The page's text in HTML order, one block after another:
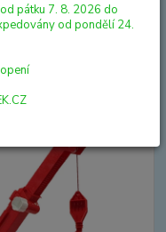
Actros 3-osý, Arocs
3-osý,
pátku 7. 8. 2026 do
od pondělí 24.